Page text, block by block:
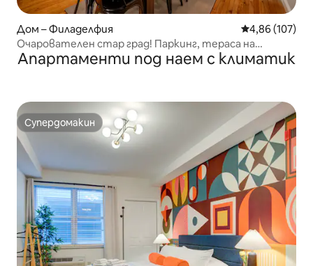
Дом – Филаделфия Средна
4,86 (107)
Очарователен стар град! Паркинг, тераса на
покрива и вътре!
Апартаменти под наем с климатик
Супердомакин
Супердомакин